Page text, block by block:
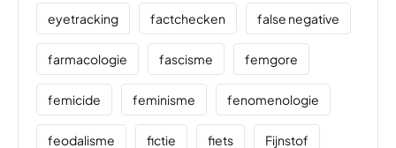
eyetracking factchecken false negative
farmacologie fascisme femgore
femicide feminisme fenomenologie
feodalisme fictie fiets Fijnstof